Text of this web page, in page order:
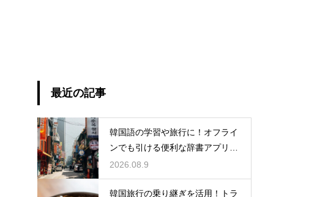
最近の記事
韓国語の学習や旅行に！オフライ
ンでも引ける便利な辞書アプリの
活用法
2026.08.9
韓国旅行の乗り継ぎを活用！トラ